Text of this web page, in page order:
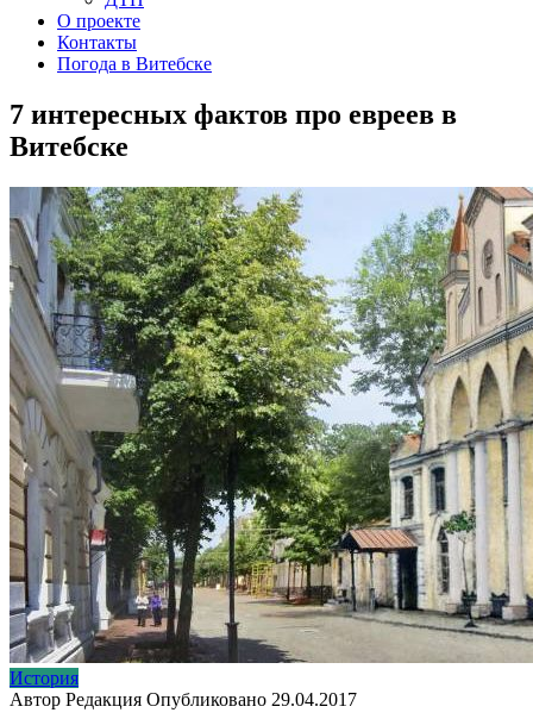
О проекте
Контакты
Погода в Витебске
7 интересных фактов про евреев в
Витебске
История
Автор Редакция Опубликовано 29.04.2017